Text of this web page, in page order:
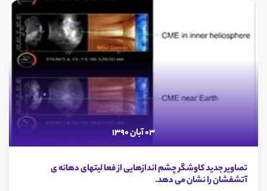
03 آبان 1390
تصاویر جدید کاوشگر چشم اندازهایی از فعا لیتهای دهانه ی
آتشفشان را نشان می دهد.